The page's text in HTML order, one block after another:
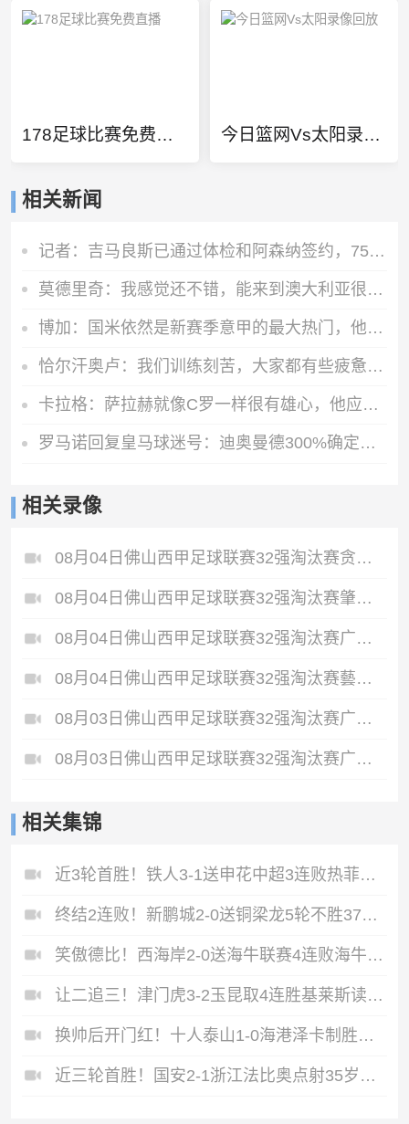
178足球比赛免费直播 今日篮网Vs太阳录像回放
相关新闻
记者：吉马良斯已通过体检和阿森纳签约，7500万镑分期3年支付
莫德里奇：我感觉还不错，能来到澳大利亚很棒，希望球队继续提高
博加：国米依然是新赛季意甲的最大热门，他们是卫冕冠军
恰尔汗奥卢：我们训练刻苦，大家都有些疲惫但储备体能至关重要
卡拉格：萨拉赫就像C罗一样很有雄心，他应该去意甲而不是土耳其
罗马诺回复皇马球迷号：迪奥曼德300%确定加盟皇马
相关录像
08月04日佛山西甲足球联赛32强淘汰赛贪玩游戏VS美的薪火全场录像
08月04日佛山西甲足球联赛32强淘汰赛肇庆恒骏成VS三七互娱全场录像
08月04日佛山西甲足球联赛32强淘汰赛广东西南建设VS香港圣徒全场录像
08月04日佛山西甲足球联赛32强淘汰赛藝品高國際VS湛江狂狼·粵辉能源全场录像
08月03日佛山西甲足球联赛32强淘汰赛广东客家青年VS广州英华思力U17全场录像
08月03日佛山西甲足球联赛32强淘汰赛广州蜀地红VS广州戴拿模全场录像
相关集锦
近3轮首胜！铁人3-1送申花中超3连败热菲尼奥双响邦本宜裕传射
终结2连败！新鹏城2-0送铜梁龙5轮不胜37岁姜至鹏破门韦斯利建功
笑傲德比！西海岸2-0送海牛联赛4连败海牛仍垫底西海岸升至第二
让二追三！津门虎3-2玉昆取4连胜基莱斯读秒绝杀萨尔瓦多破门
换帅后开门红！十人泰山1-0海港泽卡制胜于金永扑点海港三球被吹
近三轮首胜！国安2-1浙江法比奥点射35岁张稀哲制胜王钰栋送助攻